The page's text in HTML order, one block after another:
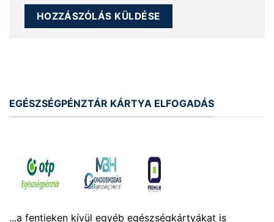
EGÉSZSÉGPÉNZTÁR KÁRTYA ELFOGADÁS
...a fentieken kívül egyéb egészségkártyákat is